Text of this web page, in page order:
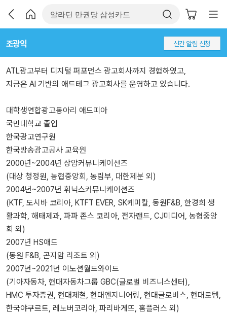
조광익 신간 알림 신청
ATL광고부터 디지털 퍼포먼스 광고회사까지 경험하였고,
지금은 AI 기반의 애드테그 광고회사를 운영하고 있습니다.
대학생연합광고동아리 애드피아
국민대학교 졸업
한국광고연구원
한국방송광고공사 교육원
2000년~2004년 상암커뮤니케이션즈
(대상 청정원, 농협중앙회, 농림부, 대한제분 외)
2004년~2007년 휘닉스커뮤니케이션즈
(KTF, 도시바 코리아, KTFT EVER, SK케미칼, 동원F&B, 한경희 생
활과학, 해태제과, 파파 존스 코리아, 전자랜드, CJ미디어, 농협중앙
회 외)
2007년 HS애드
(동원 F&B, 곤지암 리조트 외)
2007년~2021년 이노션월드와이드
(기아자동차, 현대자동차그룹 GBC(글로벌 비즈니스센터),
HMC 투자증권, 현대제철, 현대엔지니어링, 현대글로비스, 현대로템,
한국야쿠르트, 레노버코리아, 파리바게뜨, 홈플러스 외)